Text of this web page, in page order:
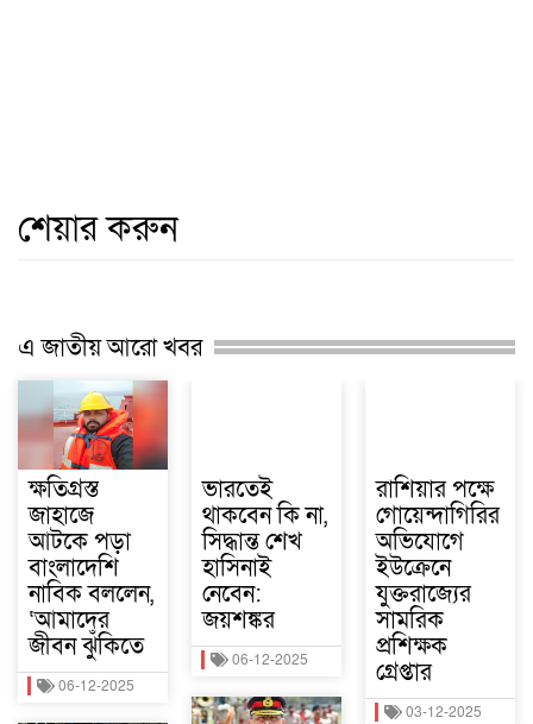
শেয়ার করুন
এ জাতীয় আরো খবর
ক্ষতিগ্রস্ত
জাহাজে
আটকে পড়া
বাংলাদেশি
নাবিক বললেন,
‘আমাদের
জীবন ঝুঁকিতে
06-12-2025
ভারতেই
থাকবেন কি না,
সিদ্ধান্ত শেখ
হাসিনাই
নেবেন:
জয়শঙ্কর
06-12-2025
রাশিয়ার পক্ষে
গোয়েন্দাগিরির
অভিযোগে
ইউক্রেনে
যুক্তরাজ্যের
সামরিক
প্রশিক্ষক
গ্রেপ্তার
03-12-2025